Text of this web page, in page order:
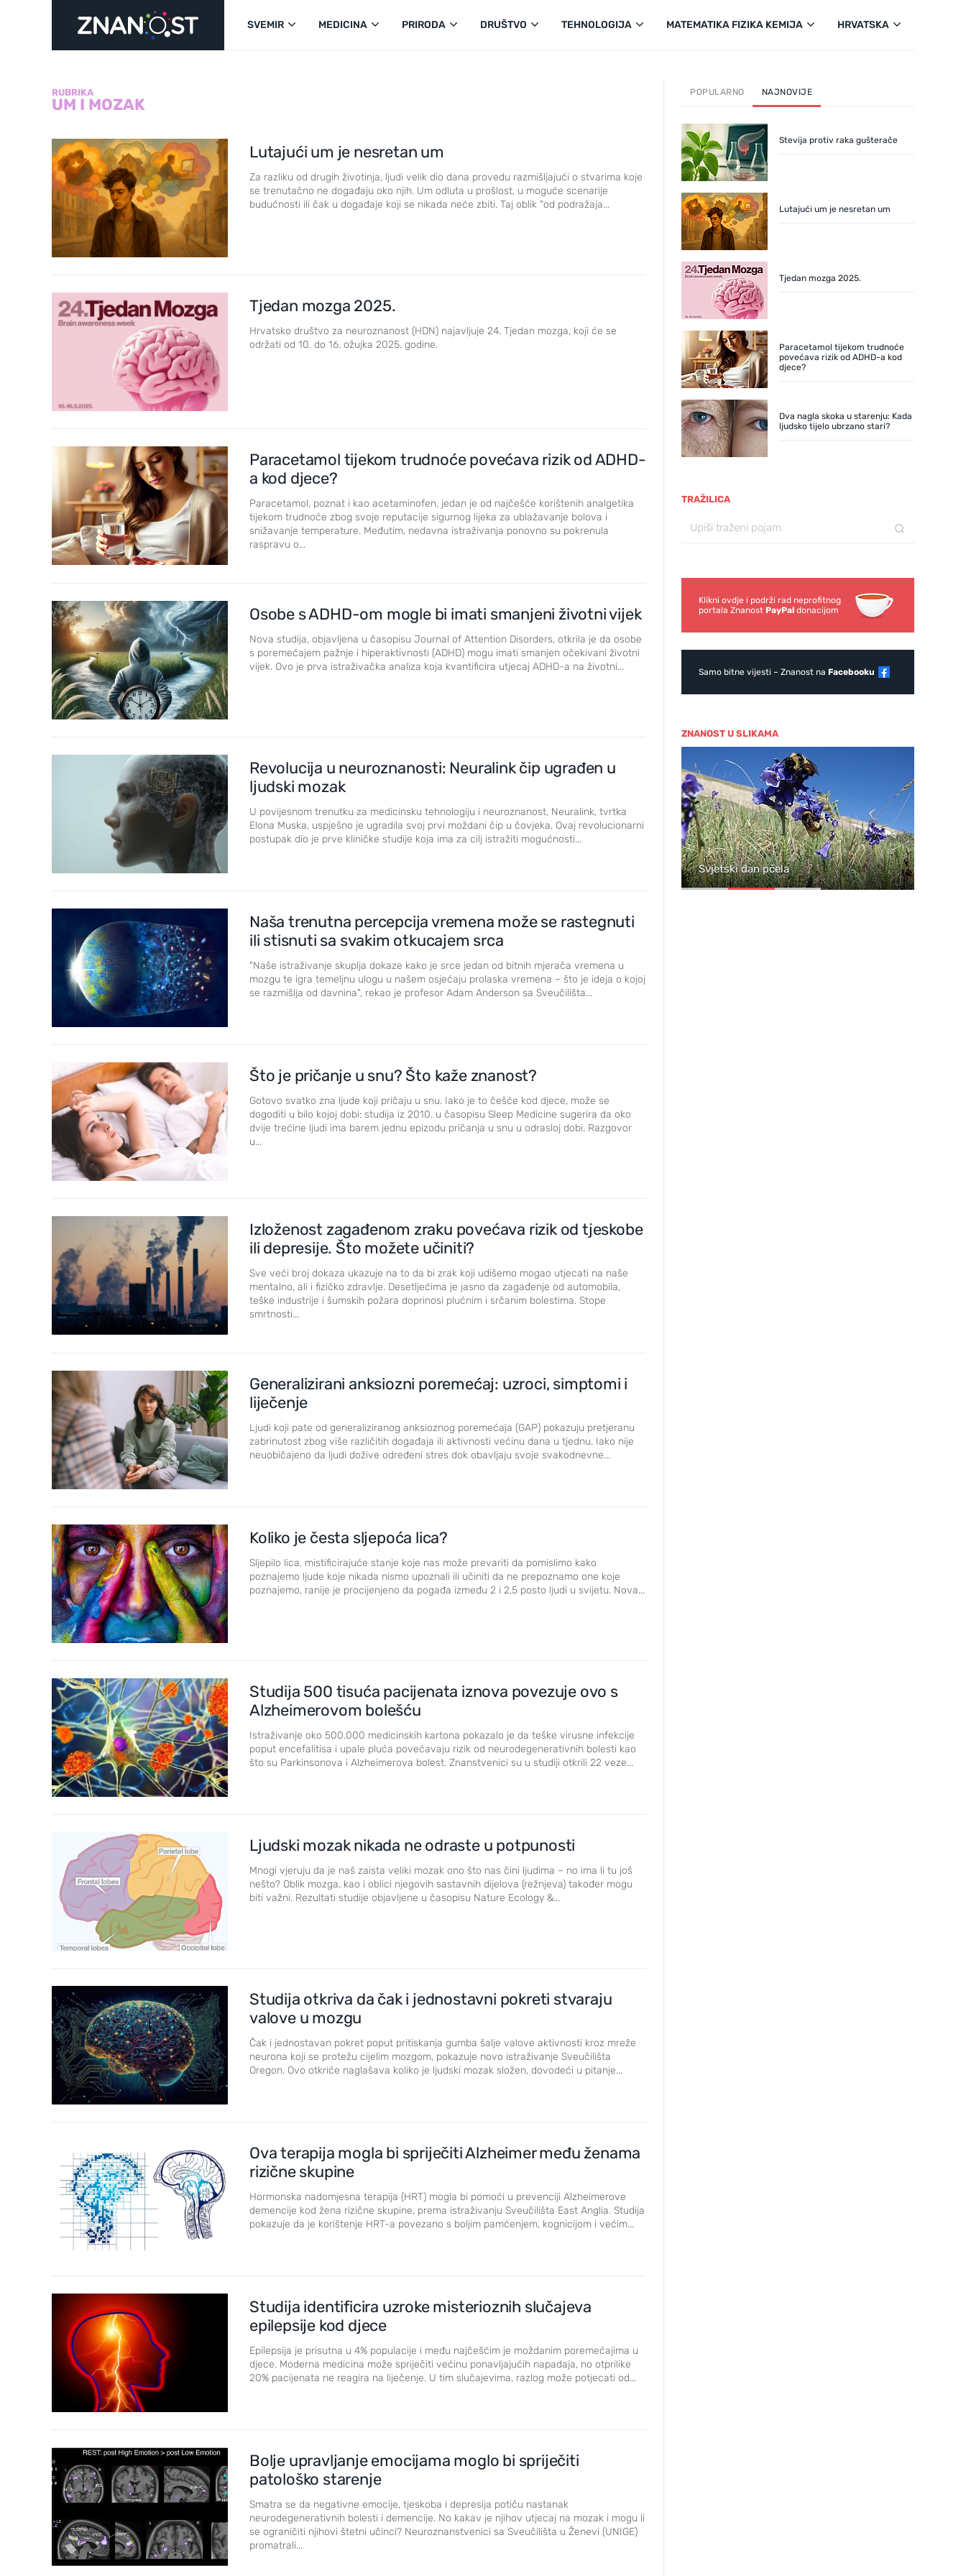
SVEMIR MEDICINA PRIRODA DRUŠTVO TEHNOLOGIJA MATEMATIKA FIZIKA KEMIJA HRVATSKA
RUBRIKA
UM I MOZAK
Lutajući um je nesretan um
Za razliku od drugih životinja, ljudi velik dio dana provedu razmišljajući o stvarima koje
se trenutačno ne događaju oko njih. Um odluta u prošlost, u moguće scenarije
budućnosti ili čak u događaje koji se nikada neće zbiti. Taj oblik "od podražaja...
Tjedan mozga 2025.
Hrvatsko društvo za neuroznanost (HDN) najavljuje 24. Tjedan mozga, koji će se
održati od 10. do 16. ožujka 2025. godine.
Paracetamol tijekom trudnoće povećava rizik od ADHD-
a kod djece?
Paracetamol, poznat i kao acetaminofen, jedan je od najčešće korištenih analgetika
tijekom trudnoće zbog svoje reputacije sigurnog lijeka za ublažavanje bolova i
snižavanje temperature. Međutim, nedavna istraživanja ponovno su pokrenula
raspravu o...
Osobe s ADHD-om mogle bi imati smanjeni životni vijek
Nova studija, objavljena u časopisu Journal of Attention Disorders, otkrila je da osobe
s poremećajem pažnje i hiperaktivnosti (ADHD) mogu imati smanjen očekivani životni
vijek. Ovo je prva istraživačka analiza koja kvantificira utjecaj ADHD-a na životni...
Revolucija u neuroznanosti: Neuralink čip ugrađen u
ljudski mozak
U povijesnom trenutku za medicinsku tehnologiju i neuroznanost, Neuralink, tvrtka
Elona Muska, uspješno je ugradila svoj prvi moždani čip u čovjeka. Ovaj revolucionarni
postupak dio je prve kliničke studije koja ima za cilj istražiti mogućnosti...
Naša trenutna percepcija vremena može se rastegnuti
ili stisnuti sa svakim otkucajem srca
"Naše istraživanje skuplja dokaze kako je srce jedan od bitnih mjerača vremena u
mozgu te igra temeljnu ulogu u našem osjećaju prolaska vremena – što je ideja o kojoj
se razmišlja od davnina", rekao je profesor Adam Anderson sa Sveučilišta...
Što je pričanje u snu? Što kaže znanost?
Gotovo svatko zna ljude koji pričaju u snu. Iako je to češće kod djece, može se
dogoditi u bilo kojoj dobi: studija iz 2010. u časopisu Sleep Medicine sugerira da oko
dvije trećine ljudi ima barem jednu epizodu pričanja u snu u odrasloj dobi. Razgovor
u...
Izloženost zagađenom zraku povećava rizik od tjeskobe
ili depresije. Što možete učiniti?
Sve veći broj dokaza ukazuje na to da bi zrak koji udišemo mogao utjecati na naše
mentalno, ali i fizičko zdravlje. Desetljećima je jasno da zagađenje od automobila,
teške industrije i šumskih požara doprinosi plućnim i srčanim bolestima. Stope
smrtnosti...
Generalizirani anksiozni poremećaj: uzroci, simptomi i
liječenje
Ljudi koji pate od generaliziranog anksioznog poremećaja (GAP) pokazuju pretjeranu
zabrinutost zbog više različitih događaja ili aktivnosti većinu dana u tjednu. Iako nije
neuobičajeno da ljudi dožive određeni stres dok obavljaju svoje svakodnevne...
Koliko je česta sljepoća lica?
Sljepilo lica, mistificirajuće stanje koje nas može prevariti da pomislimo kako
poznajemo ljude koje nikada nismo upoznali ili učiniti da ne prepoznamo one koje
poznajemo, ranije je procijenjeno da pogađa između 2 i 2,5 posto ljudi u svijetu. Nova...
Studija 500 tisuća pacijenata iznova povezuje ovo s
Alzheimerovom bolešću
Istraživanje oko 500.000 medicinskih kartona pokazalo je da teške virusne infekcije
poput encefalitisa i upale pluća povećavaju rizik od neurodegenerativnih bolesti kao
što su Parkinsonova i Alzheimerova bolest. Znanstvenici su u studiji otkrili 22 veze...
Ljudski mozak nikada ne odraste u potpunosti
Mnogi vjeruju da je naš zaista veliki mozak ono što nas čini ljudima – no ima li tu još
nešto? Oblik mozga, kao i oblici njegovih sastavnih dijelova (režnjeva) također mogu
biti važni. Rezultati studije objavljene u časopisu Nature Ecology &...
Studija otkriva da čak i jednostavni pokreti stvaraju
valove u mozgu
Čak i jednostavan pokret poput pritiskanja gumba šalje valove aktivnosti kroz mreže
neurona koji se protežu cijelim mozgom, pokazuje novo istraživanje Sveučilišta
Oregon. Ovo otkriće naglašava koliko je ljudski mozak složen, dovodeći u pitanje...
Ova terapija mogla bi spriječiti Alzheimer među ženama
rizične skupine
Hormonska nadomjesna terapija (HRT) mogla bi pomoći u prevenciji Alzheimerove
demencije kod žena rizične skupine, prema istraživanju Sveučilišta East Anglia. Studija
pokazuje da je korištenje HRT-a povezano s boljim pamćenjem, kognicijom i većim...
Studija identificira uzroke misterioznih slučajeva
epilepsije kod djece
Epilepsija je prisutna u 4% populacije i među najčešćim je moždanim poremećajima u
djece. Moderna medicina može spriječiti većinu ponavljajućih napadaja, no otprilike
20% pacijenata ne reagira na liječenje. U tim slučajevima, razlog može potjecati od...
Bolje upravljanje emocijama moglo bi spriječiti
patološko starenje
Smatra se da negativne emocije, tjeskoba i depresija potiču nastanak
neurodegenerativnih bolesti i demencije. No kakav je njihov utjecaj na mozak i mogu li
se ograničiti njihovi štetni učinci? Neuroznanstvenici sa Sveučilišta u Ženevi (UNIGE)
promatrali...
POPULARNO NAJNOVIJE
Stevija protiv raka gušterače
Lutajući um je nesretan um
Tjedan mozga 2025.
Paracetamol tijekom trudnoće
povećava rizik od ADHD-a kod
djece?
Dva nagla skoka u starenju: Kada
ljudsko tijelo ubrzano stari?
TRAŽILICA
Klikni ovdje i podrži rad neprofitnog
portala Znanost PayPal donacijom
Samo bitne vijesti – Znanost na Facebooku
ZNANOST U SLIKAMA
Wild Croatia Svjetski dan pčela